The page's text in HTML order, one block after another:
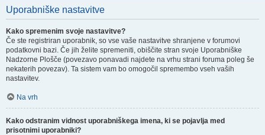
Uporabniške nastavitve
Kako spremenim svoje nastavitve?
Če ste registriran uporabnik, so vse vaše nastavitve shranjene v forumovi
podatkovni bazi. Če jih želite spremeniti, obiščite stran svoje Uporabniške
Nadzorne Plošče (povezavo ponavadi najdete na vrhu strani foruma poleg še
nekaterih povezav). Ta sistem vam bo omogočil spremembo vseh vaših
nastavitev.
Na vrh
Kako odstranim vidnost uporabniškega imena, ki se pojavlja med
prisotnimi uporabniki?